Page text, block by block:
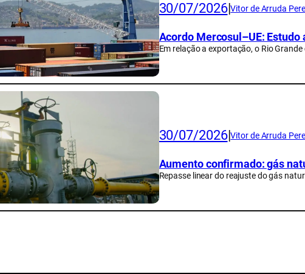
30/07/2026|Vitor de Arruda
Acordo Mercosul–UE: Estudo
Em relação a exportação, o Rio
30/07/2026|Vitor de Arruda
Aumento confirmado: gás
Repasse linear do reajuste do gás